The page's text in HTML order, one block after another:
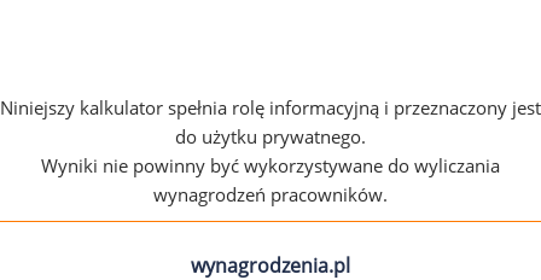
Niniejszy kalkulator spełnia rolę informacyjną i przeznaczony jest
do użytku prywatnego.
Wyniki nie powinny być wykorzystywane do wyliczania
wynagrodzeń pracowników.
wynagrodzenia.pl